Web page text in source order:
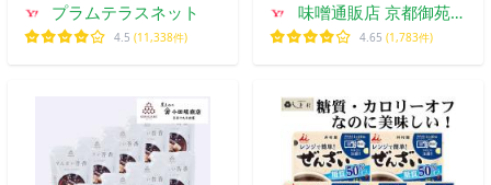
プラムテラスネット
4.5 (11,338件)
味噌通販店 京都御苑東
しま村
4.65 (1,783件)